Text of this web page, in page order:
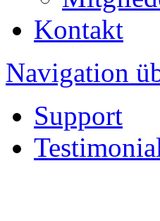
Kontakt
Navigation
Support